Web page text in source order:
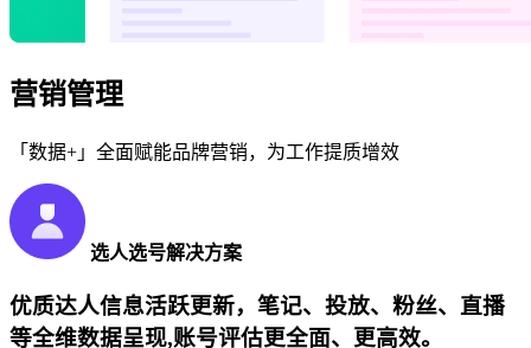
营销管理
「数据+」全面赋能品牌营销，为工作提质增效
选人选号解决方案
优质达人信息活跃更新，笔记、投放、粉丝、直播
等全维数据呈现,账号评估更全面、更高效。